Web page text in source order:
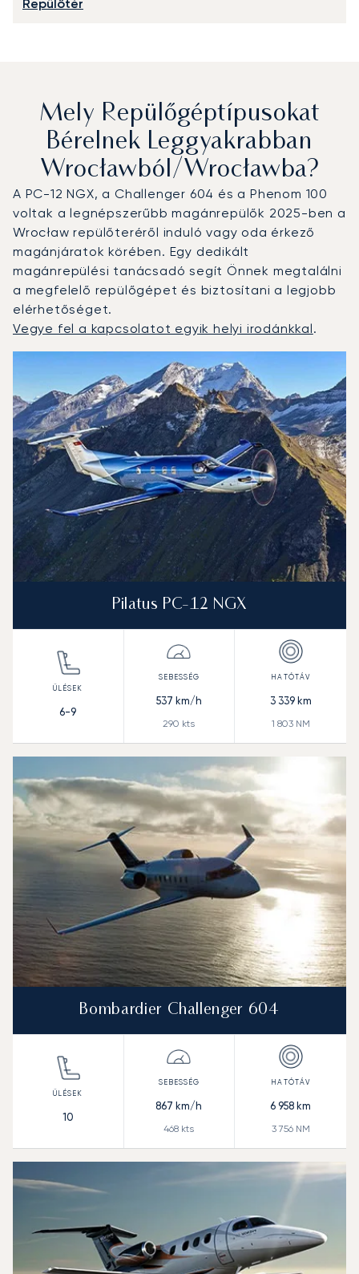
Repülőtér
Mely Repülőgéptípusokat
Bérelnek Leggyakrabban
Wrocławból/Wrocławba?
A PC-12 NGX, a Challenger 604 és a Phenom 100
voltak a legnépszerűbb magánrepülők 2025-ben a
Wrocław repülőteréről induló vagy oda érkező
magánjáratok körében. Egy dedikált
magánrepülési tanácsadó segít Önnek megtalálni
a megfelelő repülőgépet és biztosítani a legjobb
elérhetőséget.
Vegye fel a kapcsolatot egyik helyi irodánkkal.
Repülőgép fotója
Repülőgép-típus
Sebesség (km/h) Sebesség (csomó)Hatótávolság (km)
Hatótávolság (NM)
Pilatus PC-12 NGX
6-9
537 km/h
290 kts
3 339km
1 803NM
Bombardier Challenger 604
10
867 km/h
468 kts
6 958 km
3 756NM